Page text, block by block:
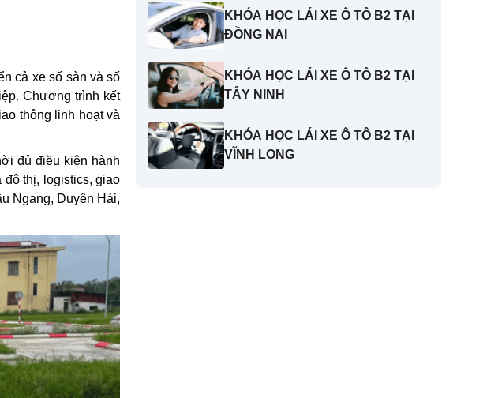
cả xe số sàn và số
Chương trình kết
thông linh hoạt và
đủ điều kiện hành
thị, logistics, giao
Ngang, Duyên Hải,
KHÓA HỌC LÁI XE Ô TÔ B2 TẠI
ĐỒNG NAI
KHÓA HỌC LÁI XE Ô TÔ B2 TẠI
TÂY NINH
KHÓA HỌC LÁI XE Ô TÔ B2 TẠI
VĨNH LONG